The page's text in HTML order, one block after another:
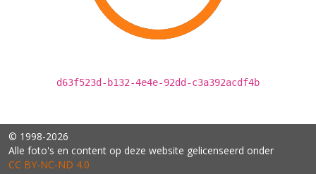
d63f523d-b132-4e4e-92dd-c3a392acdf4b
© 1998-2026
Alle foto's en content op deze website gelicenseerd onder
CC BY‑NC‑ND 4.0